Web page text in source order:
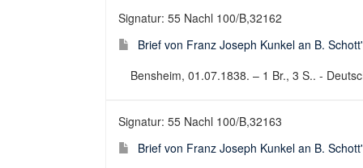
Signatur: 55 Nachl 100/B,32162
Brief von Franz Joseph Kunkel an B.
Bensheim, 01.07.1838. – 1 Br., 3 S.. -
Signatur: 55 Nachl 100/B,32163
Brief von Franz Joseph Kunkel an B.